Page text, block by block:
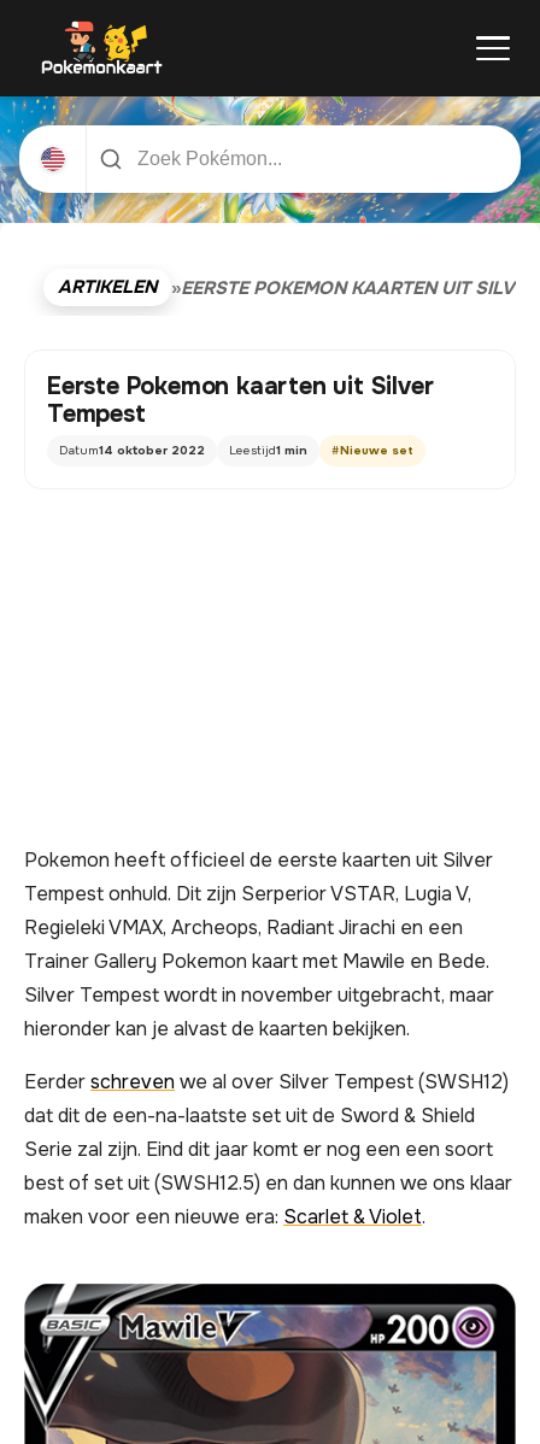
ARTIKELEN »EERSTE POKEMON KAARTEN UIT
Eerste Pokemon kaarten uit Silver
Tempest
Datum14 oktober 2022 Leestijd1 min #Nieuwe set
Pokemon heeft officieel de eerste kaarten uit Silver
Tempest onhuld. Dit zijn Serperior VSTAR, Lugia V,
Regieleki VMAX, Archeops, Radiant Jirachi en een
Trainer Gallery Pokemon kaart met Mawile en Bede.
Silver Tempest wordt in november uitgebracht, maar
hieronder kan je alvast de kaarten bekijken.
Eerderschreven we al over Silver Tempest (SWSH12)
dat dit de een-na-laatste set uit de Sword & Shield
Serie zal zijn. Eind dit jaar komt er nog een een soort
best of set uit (SWSH12.5) en dan kunnen we ons klaar
maken voor een nieuwe era: Scarlet & Violet.